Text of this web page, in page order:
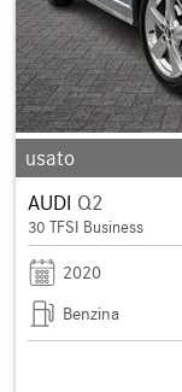
usato
AUDI Q2
30 TFSI Business
2020
Benzina